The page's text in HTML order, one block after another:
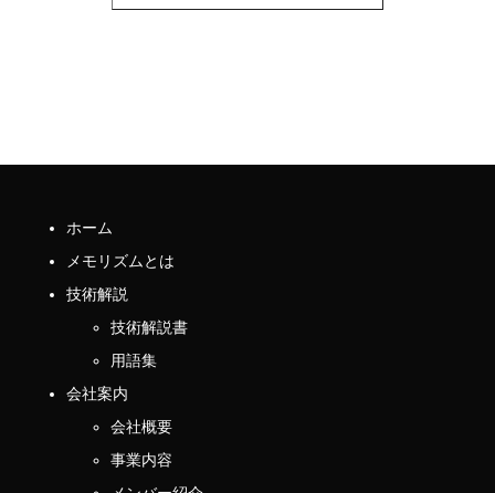
ホーム
メモリズムとは
技術解説
技術解説書
用語集
会社案内
会社概要
事業内容